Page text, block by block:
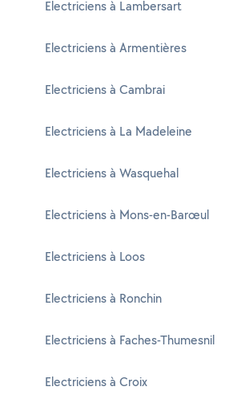
Electriciens à Lambersart
Electriciens à Armentières
Electriciens à Cambrai
Electriciens à La Madeleine
Electriciens à Wasquehal
Electriciens à Mons-en-Barœul
Electriciens à Loos
Electriciens à Ronchin
Electriciens à Faches-Thumesnil
Electriciens à Croix